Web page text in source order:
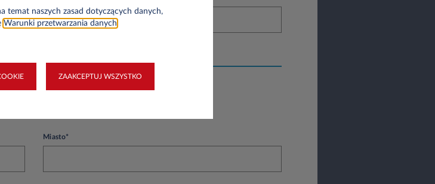
Miasto*
temat naszych zasad dotyczących danych,
Warunki przetwarzania danych
ZAAKCEPTUJ WSZYSTKO